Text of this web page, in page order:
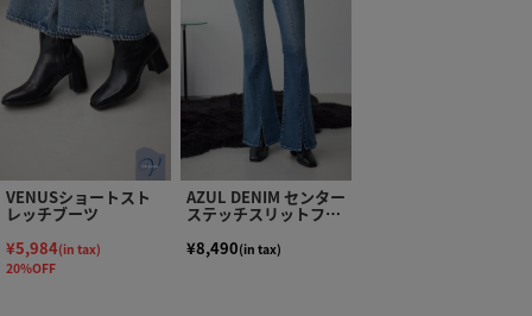
VENUSショートスト
レッチブーツ
¥5,984(in tax)
20%OFF
AZUL DENIM センター
ステッチスリットフレ
アデニム
¥8,490(in tax)